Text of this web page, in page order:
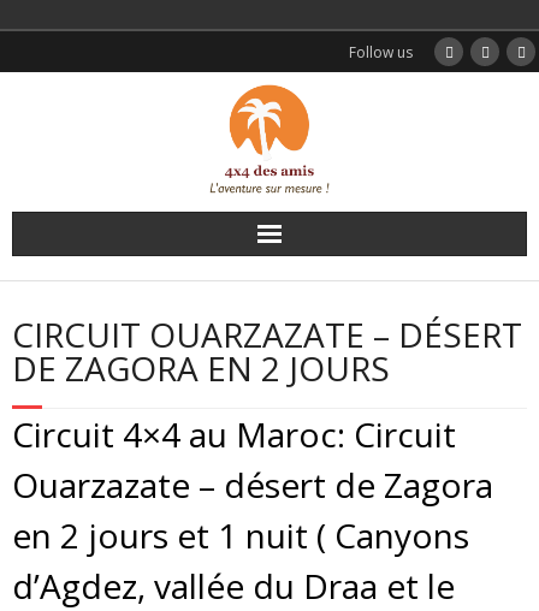
Follow us
Accueil
Nos circuits
Témoignages
Galerie
CIRCUIT OUARZAZATE – DÉSERT
DE ZAGORA EN 2 JOURS
Circuit 4×4 au Maroc: Circuit
Ouarzazate – désert de Zagora
en 2 jours et 1 nuit ( Canyons
d’Agdez, vallée du Draa et le